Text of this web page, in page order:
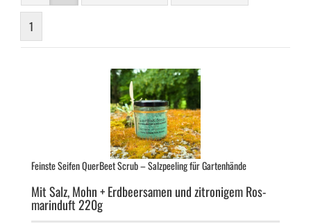
1
Feins­te Sei­fen Quer­Beet Scrub – Salz­pee­ling für Gar­ten­hän­de
Mit Salz, Mohn + Erd­beer­sa­men und zi­tro­ni­gem Ros­
marin­duft 220g